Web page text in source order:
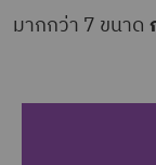
มากกว่า 7 ขนาด